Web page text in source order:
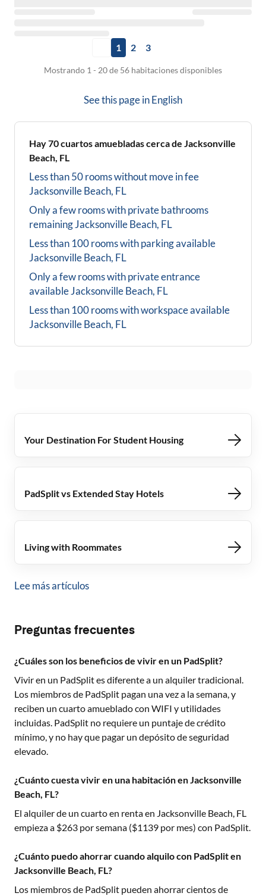
1 2 3
Mostrando 1 - 20 de 56 habitaciones disponibles
See this page inEnglish
Hay70cuartos amuebladas cerca de Jacksonville
Beach, FL
Less than 50 rooms without move in fee
Jacksonville Beach, FL
Only a few rooms with private bathrooms
remainingJacksonville Beach, FL
Less than 100 rooms with parking available
Jacksonville Beach, FL
Only a few rooms with private entrance
availableJacksonville Beach, FL
Less than 100 rooms with workspace available
Jacksonville Beach, FL
Your Destination For Student Housing
PadSplit vs Extended Stay Hotels
Living with Roommates
Lee más artículos
Preguntas frecuentes
¿Cuáles son los beneficios de vivir en un PadSplit?
Vivir en un PadSplit es diferente a un alquiler tradicional.
Los miembros de PadSplit pagan una vez a la semana, y
reciben un cuarto amueblado con WIFI y utilidades
incluidas. PadSplit no requiere un puntaje de crédito
mínimo, y no hay que pagar un depósito de seguridad
elevado.
¿Cuánto cuesta vivir en una habitación en Jacksonville
Beach, FL?
El alquiler de un cuarto en renta en Jacksonville Beach, FL
empieza a $263 por semana ($1139 por mes) con PadSplit.
¿Cuánto puedo ahorrar cuando alquilo con PadSplit en
Jacksonville Beach, FL?
Los miembros de PadSplit pueden ahorrar cientos de